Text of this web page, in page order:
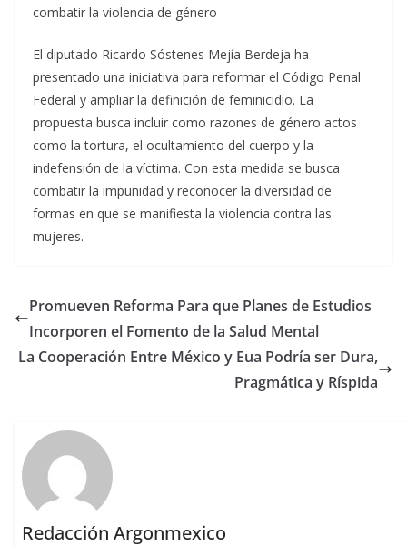
combatir la violencia de género
El diputado Ricardo Sóstenes Mejía Berdeja ha
presentado una iniciativa para reformar el Código Penal
Federal y ampliar la definición de feminicidio. La
propuesta busca incluir como razones de género actos
como la tortura, el ocultamiento del cuerpo y la
indefensión de la víctima. Con esta medida se busca
combatir la impunidad y reconocer la diversidad de
formas en que se manifiesta la violencia contra las
mujeres.
Promueven Reforma Para que Planes de Estudios
Incorporen el Fomento de la Salud Mental
La Cooperación Entre México y Eua Podría ser Dura,
Pragmática y Ríspida
Redacción Argonmexico